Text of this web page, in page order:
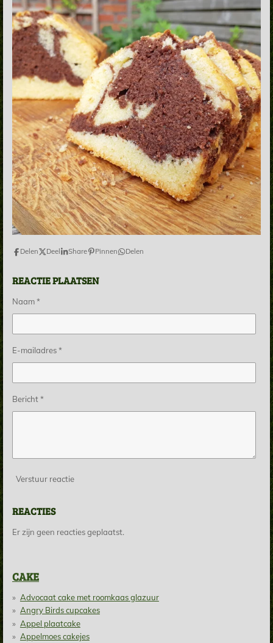
Delen Deel Share Pinnen Delen
REACTIE PLAATSEN
Naam *
E-mailadres *
Bericht *
Verstuur reactie
REACTIES
Er zijn geen reacties geplaatst.
CAKE
Advocaat cake met roomkaas glazuur
Angry Birds cupcakes
Appel plaatcake
Appelmoes cakejes